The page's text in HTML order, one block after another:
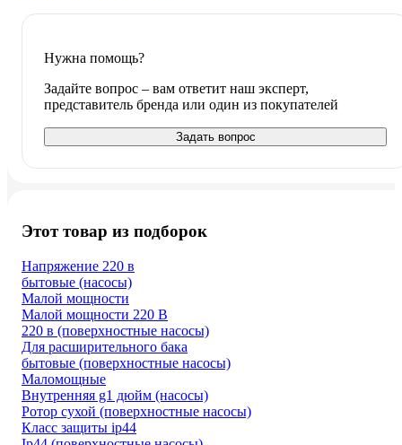
Нужна помощь?
Задайте вопрос – вам ответит наш эксперт,
представитель бренда или один из покупателей
Задать вопрос
Этот товар из подборок
Напряжение 220 в
бытовые (насосы)
Малой мощности
Малой мощности 220 В
220 в (поверхностные насосы)
Для расширительного бака
бытовые (поверхностные насосы)
Маломощные
Внутренняя g1 дюйм (насосы)
Ротор сухой (поверхностные насосы)
Класс защиты ip44